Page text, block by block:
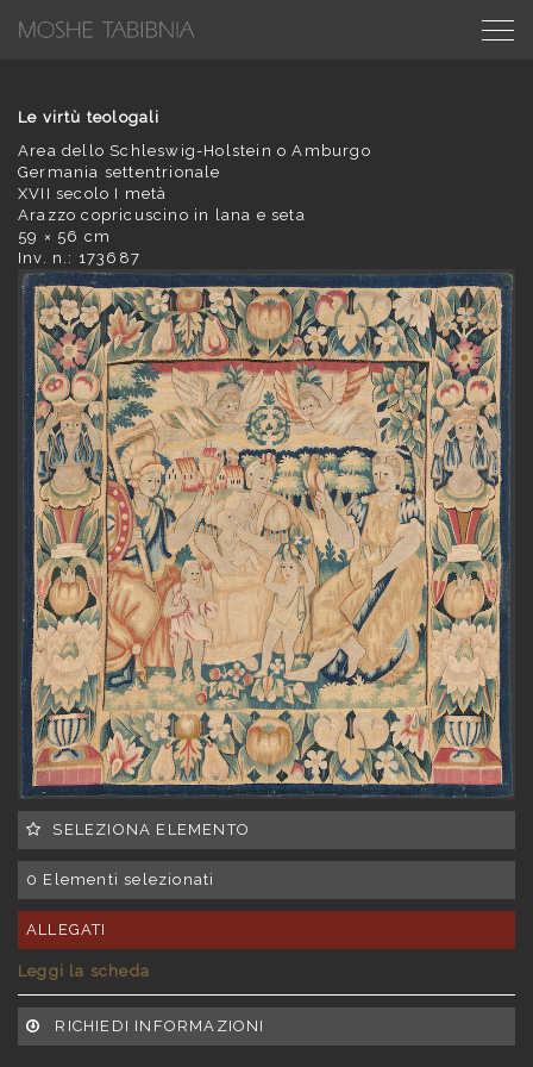
Le virtù teologali
Area dello Schleswig-Holstein o Amburgo
Germania settentrionale
XVII secolo I metà
Arazzo copricuscino in lana e seta
59 × 56 cm
Inv. n.: 173687
SELEZIONA ELEMENTO
0 Elementi selezionati
ALLEGATI
Leggi la scheda
RICHIEDI INFORMAZIONI